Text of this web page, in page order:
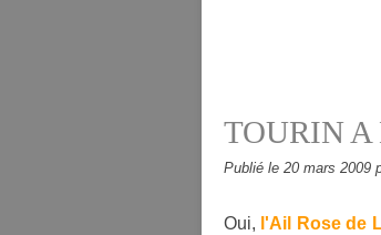
TOURIN
Publié le 20 mars 2009
Oui, l'Ail Rose de